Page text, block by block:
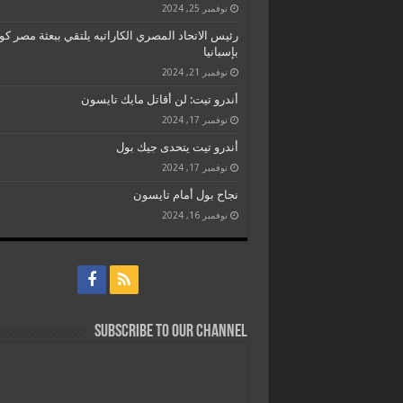
نوفمبر 25, 2024
رئيس الاتحاد المصري الكاراتيه يلتقي ببعثة مصر
بإسبانيا
نوفمبر 21, 2024
أندرو تيت: لن أقاتل مايك تايسون
نوفمبر 17, 2024
أندرو تيت يتحدى جيك بول
نوفمبر 17, 2024
نجاح بول أمام تايسون
نوفمبر 16, 2024
Subscribe to our Channel